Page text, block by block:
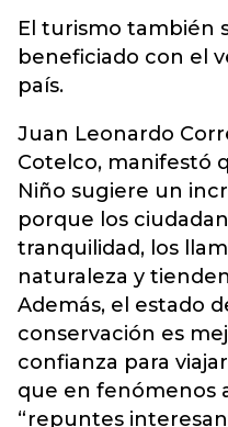
El turismo también
beneficiado con el
país.
Juan Leonardo
Cotelco, manifestó
Niño sugiere un
porque los
tranquilidad, los
naturaleza y
Además, el estado
conservación es
confianza para
que en fenómenos
“repuntes